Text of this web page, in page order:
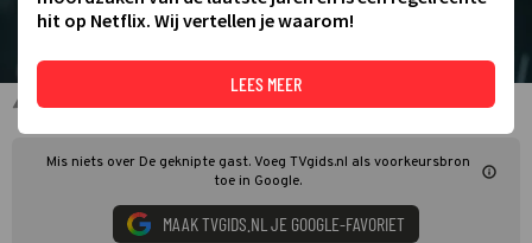
Daniël Boissevain
Mis niets over De geknipte gast. Voeg TVgids.nl als voorkeursbron
toe in Google.
MAAK TVGIDS.NL JE GOOGLE-FAVORIET
hit op Netflix. Wij vertellen je waarom!
LEES MEER